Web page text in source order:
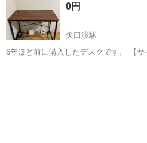
0円
矢口渡駅
6年ほど前に購入したデスクです。 【サ